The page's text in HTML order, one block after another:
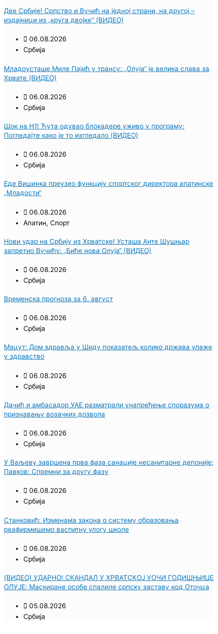
Две Србије! Српство и Вучић на једној страни, на другој –
издајници из „круга двојке“ (ВИДЕО)
06.08.2026
Србија
Младоусташе Миле Пајић у трансу: „Олуја“ је велика слава за
Хрвате (ВИДЕО)
06.08.2026
Србија
Шок на Н1! Ћута одувао блокадере уживо у програму:
Погледајте како је то изгледало (ВИДЕО)
06.08.2026
Србија
Еде Вишинка преузео функцију спортског директора апатинске
„Младости“
06.08.2026
Апатин, Спорт
Нови удар на Србију из Хрватске! Усташа Анте Шушњар
запретио Вучићу: „Биће нова Олуја“ (ВИДЕО)
06.08.2026
Србија
Временска прогноза за 6. август
06.08.2026
Србија
Мацут: Дом здравља у Шиду показатељ колико држава улаже
у здравство
06.08.2026
Србија
Дачић и амбасадор УАЕ разматрали унапређење споразума о
признавању возачких дозвола
06.08.2026
Србија
У Ваљеву завршена прва фаза санације несанитарне депоније;
Павков: Спремни за другу фазу
06.08.2026
Србија
Станковић: Изменама закона о систему образовања
реафирмишемо васпитну улогу школе
06.08.2026
Србија
(ВИДЕО) УДАРНО! СКАНДАЛ У ХРВАТСКОЈ УОЧИ ГОДИШЊИЦЕ
ОЛУЈЕ: Маскиране особе спалиле српску заставу код Оточца
05.08.2026
Србија